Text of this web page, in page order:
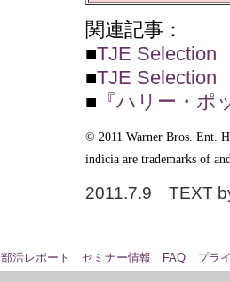
関連記事：
■TJE
■TJE
■ 『ハリー・ポ
© 2011 Warner Bros. Ent.
indicia are trademarks of
2011.7.9 TEXT
部活レポート セミナー情報 FAQ プラ